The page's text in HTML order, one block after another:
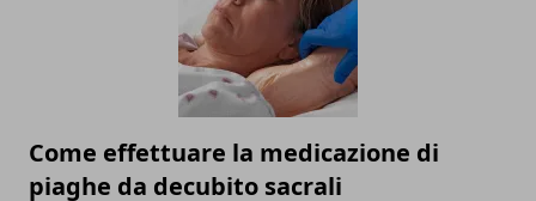
Come effettuare la medicazione di
piaghe da decubito sacrali